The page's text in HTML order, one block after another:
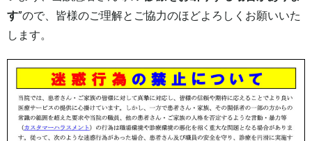
す”ので、皆様のご理解とご協力のほどよろしくお願いいた
します。